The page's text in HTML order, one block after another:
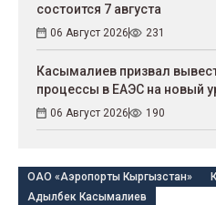
состоится 7 августа
06 Август 2026 231
Касымалиев призвал
процессы в ЕАЭС на новый
06 Август 2026 190
ОАО «Аэропорты Кыргызстан»
Адылбек Касымалиев